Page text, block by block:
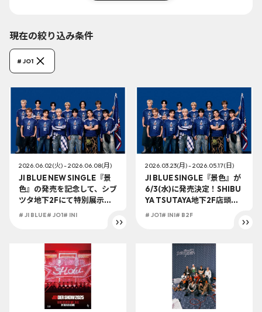
現在の絞り込み条件
# JO1
2026.06.02(火) - 2026.06.08(月)
JI BLUE NEW SINGLE『景
色』の発売を記念して、シブ
ツタ地下2Fにて特別展示を
開催！さらに展示される直
# JI BLUE# JO1# INI
2026.03.23(月) - 2026.05.17(日)
JI BLUE SINGLE『景色』が
6/3(水)に発売決定！SHIBU
YA TSUTAYA地下2F店頭受
取での予約購入の受付を開
# JO1# INI# B2F